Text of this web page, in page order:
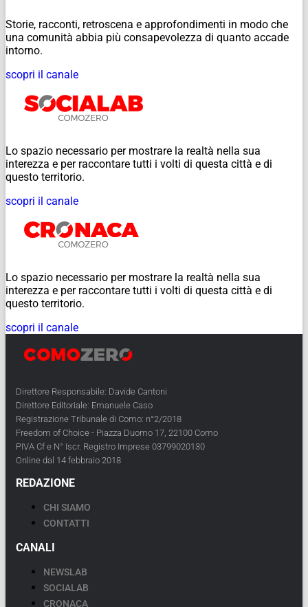
Storie, racconti, retroscena e approfondimenti in modo che
una comunità abbia più consapevolezza di quanto accade
intorno.
scopri il canale
Lo spazio necessario per mostrare la realtà nella sua
interezza e per raccontare tutti i volti di questa città e di
questo territorio.
scopri il canale
Lo spazio necessario per mostrare la realtà nella sua
interezza e per raccontare tutti i volti di questa città e di
questo territorio.
scopri il canale
Direttore Responsabile: Davide Cantoni
Direttore Editoriale: Emanuele Caso
Registrazione Tribunale di Como: n°2/2018
Freedom of Choice - Piazza Duomo 17, 22100 Como
PIVA Cf e N° Iscr. Registro Imprese 03799020130
Online dal 14 febbraio 2018
REDAZIONE
CHI SIAMO
CONTATTI
CANALI
NEWSLAB
SOCIALAB
CRONACA